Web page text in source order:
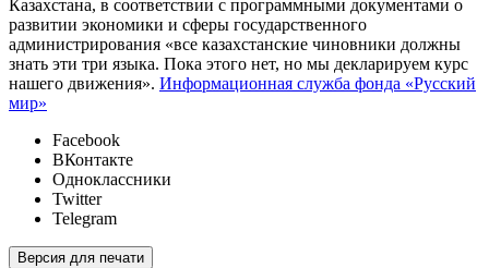
Казахстана, в соответствии с программными документами о
развитии экономики и сферы государственного
администрирования «все казахстанские чиновники должны
знать эти три языка. Пока этого нет, но мы декларируем курс
нашего движения». Информационная служба фонда «Русский
мир»
Facebook
ВКонтакте
Одноклассники
Twitter
Telegram
Версия для печати